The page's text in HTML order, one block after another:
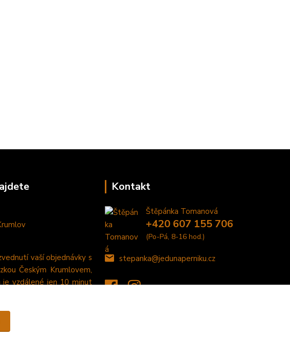
vaší objednávky s
Českým Krumlovem,
je vzdálené jen 10 minut
Kontakt
Štěpánka Tomanová
+420 607 155 706
(Po-Pá, 8-16 hod.)
stepanka@jedunaperniku.cz